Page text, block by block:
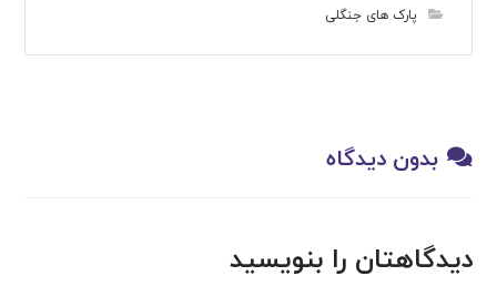
پارک های جنگلی
بدون دیدگاه
دیدگاهتان را بنویسید